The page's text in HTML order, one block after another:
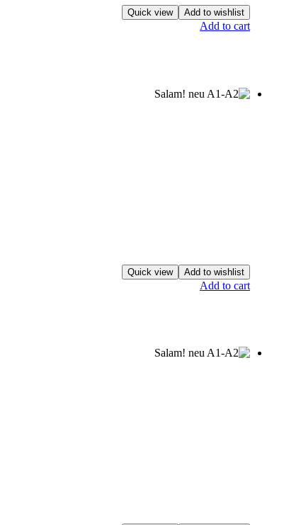
Add to wishlist
Quick view
Add to cart
Add to wishlist
Quick view
Add to cart